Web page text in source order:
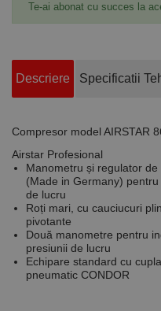
Te-ai abonat cu succes la
Descriere Specificatii
Compresor model AIRSTAR
Airstar Profesional
Manometru și regulator
(Made in Germany)
de lucru
Roți mari, cu cauciucuri
pivotante
Două manometre pentru
presiunii de lucru
Echipare standard cu
pneumatic CONDOR